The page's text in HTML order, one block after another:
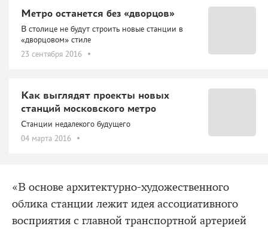
Метро останется без «дворцов»
В столице не будут строить новые станции в
«дворцовом» стиле
23 сентября 2016
Как выглядят проекты новых
станций московского метро
Станции недалекого будущего
04 марта 2016
«В основе архитектурно-художественного
облика станции лежит идея ассоциативного
восприятия с главной транспортной артерией